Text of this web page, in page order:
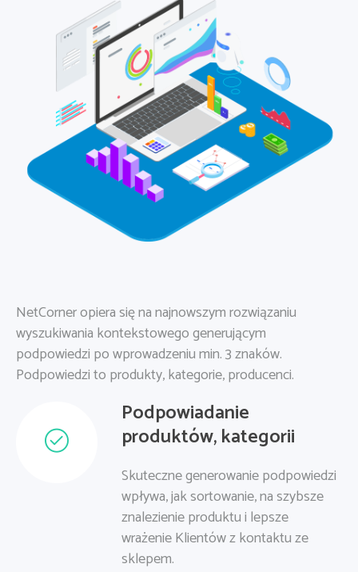
NetCorner opiera się na najnowszym rozwiązaniu
wyszukiwania kontekstowego generującym
podpowiedzi po wprowadzeniu min. 3 znaków.
Podpowiedzi to produkty, kategorie, producenci.
Podpowiadanie
produktów, kategorii
Skuteczne generowanie podpowiedzi
wpływa, jak sortowanie, na szybsze
znalezienie produktu i lepsze
wrażenie Klientów z kontaktu ze
sklepem.